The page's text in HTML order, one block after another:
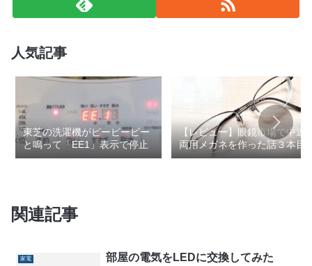
人気記事
東芝の洗濯機がピーピーピー
と鳴って「EE1」表示で停止
【レビュー】眼鏡市場で中近
両用メガネを作った話３本目
関連記事
家電 部屋の電気をLEDに交換してみた